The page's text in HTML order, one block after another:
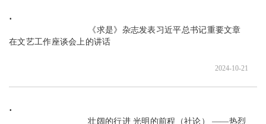
在文艺工作座谈会上的讲话
2024-10-21
                               壮阔的行进 光明的前程（社论） ——热烈